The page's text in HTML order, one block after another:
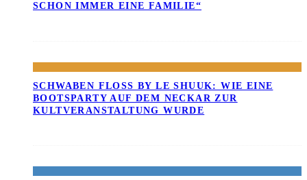
SCHON IMMER EINE FAMILIE“
SCHWABEN FLOSS BY LE SHUUK: WIE EINE B
OOTSPARTY AUF DEM NECKAR ZUR K
ULTVERANSTALTUNG WURDE